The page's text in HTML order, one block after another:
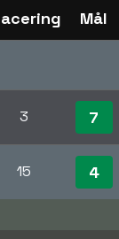
Mål
3 7
15 4